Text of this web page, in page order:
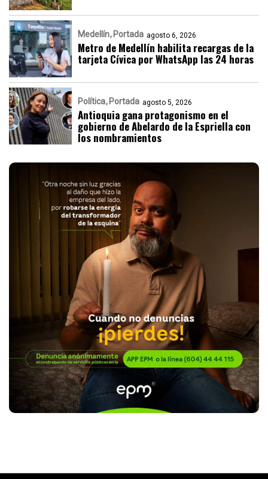
Medellín Portada agosto 6, 2026
Metro de Medellín habilita recargas de la
tarjeta Cívica por WhatsApp las 24 horas
Política Portada agosto 5, 2026
Antioquia gana protagonismo en el
gobierno de Abelardo de la Espriella con
los nombramientos